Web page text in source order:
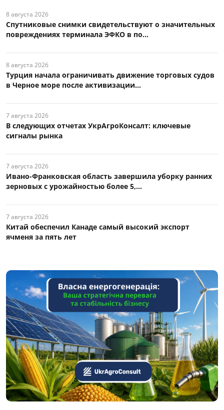
8 августа 2026
Спутниковые снимки свидетельствуют о значительных
повреждениях терминала ЭФКО в по...
8 августа 2026
Турция начала ограничивать движение торговых судов
в Черное море после активизации...
7 августа 2026
В следующих отчетах УкрАгроКонсалт: ключевые
сигналы рынка
7 августа 2026
Ивано-Франковская область завершила уборку ранних
зерновых с урожайностью более 5,...
7 августа 2026
Китай обеспечил Канаде самый высокий экспорт
ячменя за пять лет